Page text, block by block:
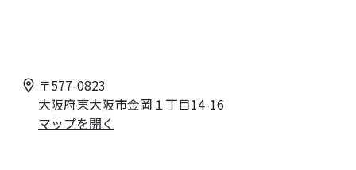
〒577-0823
大阪府東大阪市金岡１丁目14-16
マップを開く